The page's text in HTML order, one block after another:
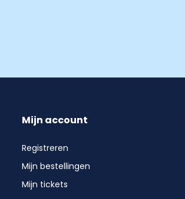
Mijn account
Registreren
Mijn bestellingen
Mijn tickets